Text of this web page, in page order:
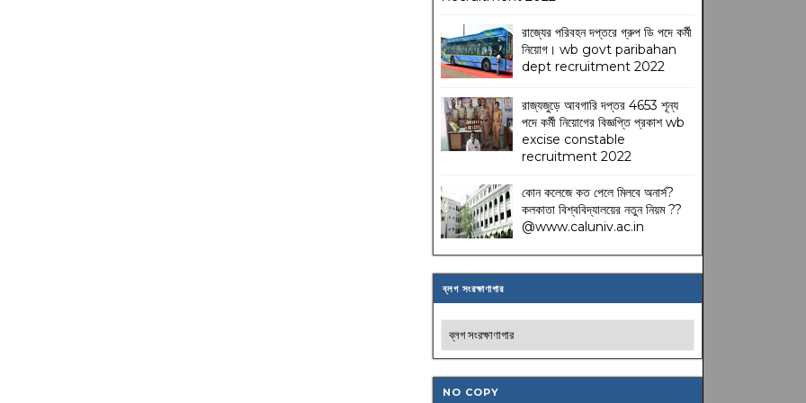
রাজ্যের পরিবহন দপ্তরে গ্রুপ ডি পদে কর্মী
নিয়োগ। wb govt paribahan
dept recruitment 2022
রাজ্যজুড়ে আবগারি দপ্তর 4653 শূন্য
পদে কর্মী নিয়োগের বিজ্ঞপ্তি প্রকাশ wb
excise constable
recruitment 2022
কোন কলেজে কত পেলে মিলবে অনার্স?
কলকাতা বিশ্ববিদ্যালয়ের নতুন নিয়ম??
@www.caluniv.ac.in
ব্লগ সংরক্ষাণাগার
NO COPY